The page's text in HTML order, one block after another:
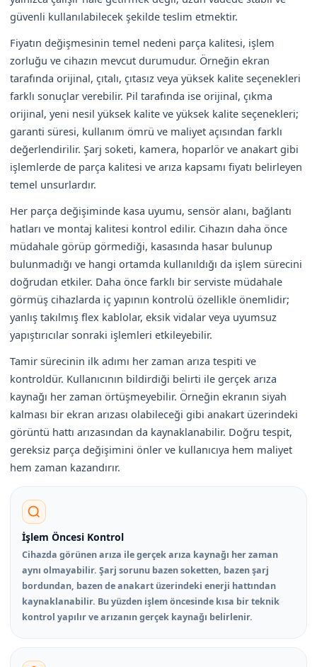
güvenli kullanılabilecek şekilde teslim etmektir.
Fiyatın değişmesinin temel nedeni parça kalitesi, işlem
zorluğu ve cihazın mevcut durumudur. Örneğin ekran
tarafında orijinal, çıtalı, çıtasız veya yüksek kalite seçenekleri
farklı sonuçlar verebilir. Pil tarafında ise orijinal, çıkma
orijinal, yeni nesil yüksek kalite ve yüksek kalite seçenekleri;
garanti süresi, kullanım ömrü ve maliyet açısından farklı
değerlendirilir. Şarj soketi, kamera, hoparlör ve anakart gibi
işlemlerde de parça kalitesi ve arıza kapsamı fiyatı belirleyen
temel unsurlardır.
Her parça değişiminde kasa uyumu, sensör alanı, bağlantı
hatları ve montaj kalitesi kontrol edilir. Cihazın daha önce
müdahale görüp görmediği, kasasında hasar bulunup
bulunmadığı ve hangi ortamda kullanıldığı da işlem sürecini
doğrudan etkiler. Daha önce farklı bir serviste müdahale
görmüş cihazlarda iç yapının kontrolü özellikle önemlidir;
yanlış takılmış flex kablolar, eksik vidalar veya uyumsuz
yapıştırıcılar sonraki işlemleri etkileyebilir.
Tamir sürecinin ilk adımı her zaman arıza tespiti ve
kontroldür. Kullanıcının bildirdiği belirti ile gerçek arıza
kaynağı her zaman örtüşmeyebilir. Örneğin ekranın siyah
kalması bir ekran arızası olabileceği gibi anakart üzerindeki
görüntü hattı arızasından da kaynaklanabilir. Doğru tespit,
gereksiz parça değişimini önler ve kullanıcıya hem maliyet
hem zaman kazandırır.
İşlem Öncesi Kontrol
Cihazda görünen arıza ile gerçek arıza kaynağı her zaman
aynı olmayabilir. Şarj sorunu bazen soketten, bazen şarj
bordundan, bazen de anakart üzerindeki enerji hattından
kaynaklanabilir. Bu yüzden işlem öncesinde kısa bir teknik
kontrol yapılır ve arızanın gerçek kaynağı belirlenir.